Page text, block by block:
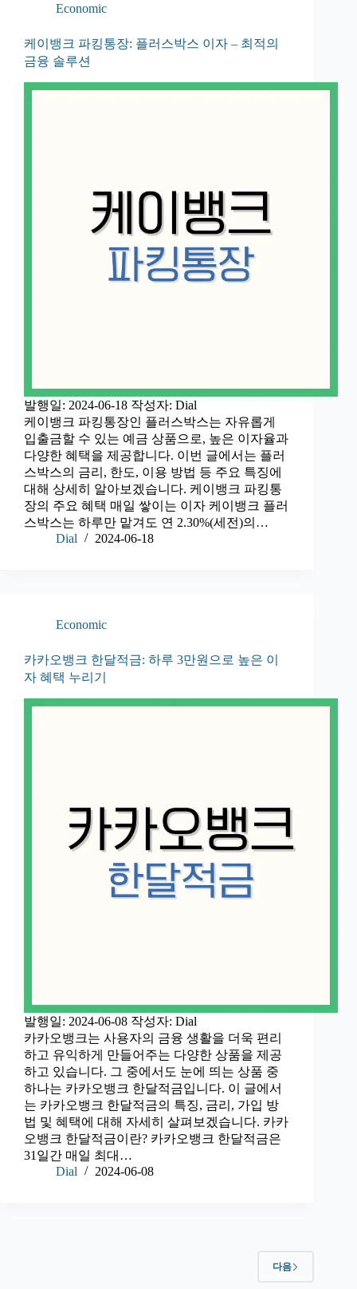
Economic
케이뱅크 파킹통장: 플러스박스 이자 – 최적의
금융 솔루션
발행일: 2024-06-18 작성자: Dial
케이뱅크 파킹통장인 플러스박스는 자유롭게
입출금할 수 있는 예금 상품으로, 높은 이자율과
다양한 혜택을 제공합니다. 이번 글에서는 플러
스박스의 금리, 한도, 이용 방법 등 주요 특징에
대해 상세히 알아보겠습니다. 케이뱅크 파킹통
장의 주요 혜택 매일 쌓이는 이자 케이뱅크 플러
스박스는 하루만 맡겨도 연 2.30%(세전)의…
Dial
2024-06-18
Economic
카카오뱅크 한달적금: 하루 3만원으로 높은 이
자 혜택 누리기
발행일: 2024-06-08 작성자: Dial
카카오뱅크는 사용자의 금융 생활을 더욱 편리
하고 유익하게 만들어주는 다양한 상품을 제공
하고 있습니다. 그 중에서도 눈에 띄는 상품 중
하나는 카카오뱅크 한달적금입니다. 이 글에서
는 카카오뱅크 한달적금의 특징, 금리, 가입 방
법 및 혜택에 대해 자세히 살펴보겠습니다. 카카
오뱅크 한달적금이란? 카카오뱅크 한달적금은
31일간 매일 최대…
Dial
2024-06-08
다음